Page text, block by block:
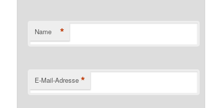
Name *
E-Mail-Adresse *